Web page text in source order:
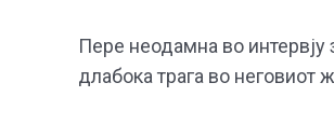
Пере неодамна во интервју
длабока трага во неговиот